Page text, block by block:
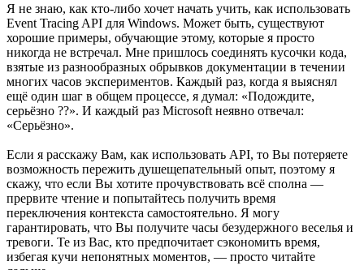
Я не знаю, как кто-либо хочет начать учить, как использовать
Event Tracing API для Windows. Может быть, существуют
хорошие примеры, обучающие этому, которые я просто
никогда не встречал. Мне пришлось соединять кусочки кода,
взятые из разнообразных обрывков документации в течении
многих часов экспериментов. Каждый раз, когда я выяснял
ещё один шаг в общем процессе, я думал: «Подождите,
серьёзно ??». И каждый раз Microsoft неявно отвечал:
«Серьёзно».
Если я расскажу Вам, как использовать API, то Вы потеряете
возможность пережить душещепательный опыт, поэтому я
скажу, что если Вы хотите прочувствовать всё сполна —
прервите чтение и попытайтесь получить время
переключения контекста самостоятельно. Я могу
гарантировать, что Вы получите часы безудержного веселья и
тревоги. Те из Вас, кто предпочитает сэкономить время,
избегая кучи непонятных моментов, — просто читайте